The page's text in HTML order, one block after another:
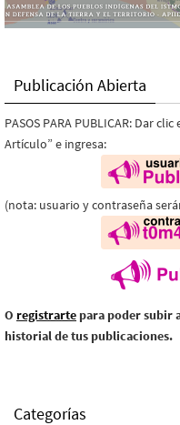
Publicación Abierta
PASOS PARA PUBLICAR: Dar
Artículo” e ingresa:
(nota: usuario y contraseña
O registrarte para poder subir
historial de tus publicaciones.
Categorías